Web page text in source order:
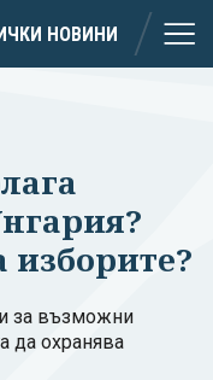
НОВИНИ
изборите?
за възможни
да охранява